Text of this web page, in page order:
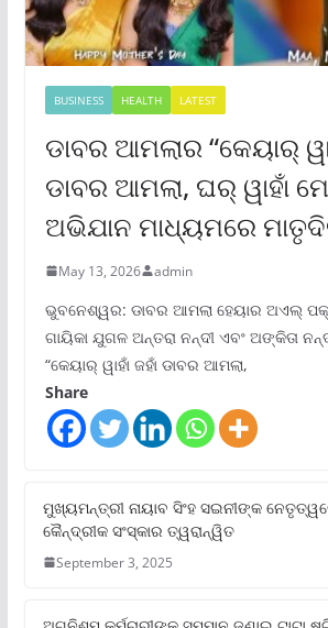
BUSINESS HEALTH LATEST
ଡାବର ଆମଲାର “କେୟାର୍
ଡାବର ଆମଲା, ଘର୍ ୱାହାଁ
ଅଭିଯାନ ମାଧ୍ୟମରେ
May 13, 2026 admin
ଭୁବନେଶ୍ୱର: ଡାବର ଆମଲା ହେୟାର ଅଏଲ୍
ଗାୟିକା ଯୁଗଳ ଅନ୍ତରା ନନ୍ଦୀ ଏବଂ ଅଙ୍କିତା
“କେୟାର୍ ୱାହାଁ ଜହାଁ ଡାବର ଆମଲା,
Share
ମୁଖ୍ୟମନ୍ତ୍ରୀ ନାୟାବ ସିଂହ ସଇନୀଙ୍କ
କୈନ୍ଦ୍ରୀକ ସଂସ୍କାର ତ୍ୱରାନ୍ୱିତ
September 3, 2025